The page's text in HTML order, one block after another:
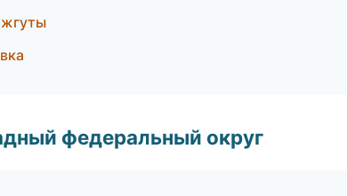
федеральный округ